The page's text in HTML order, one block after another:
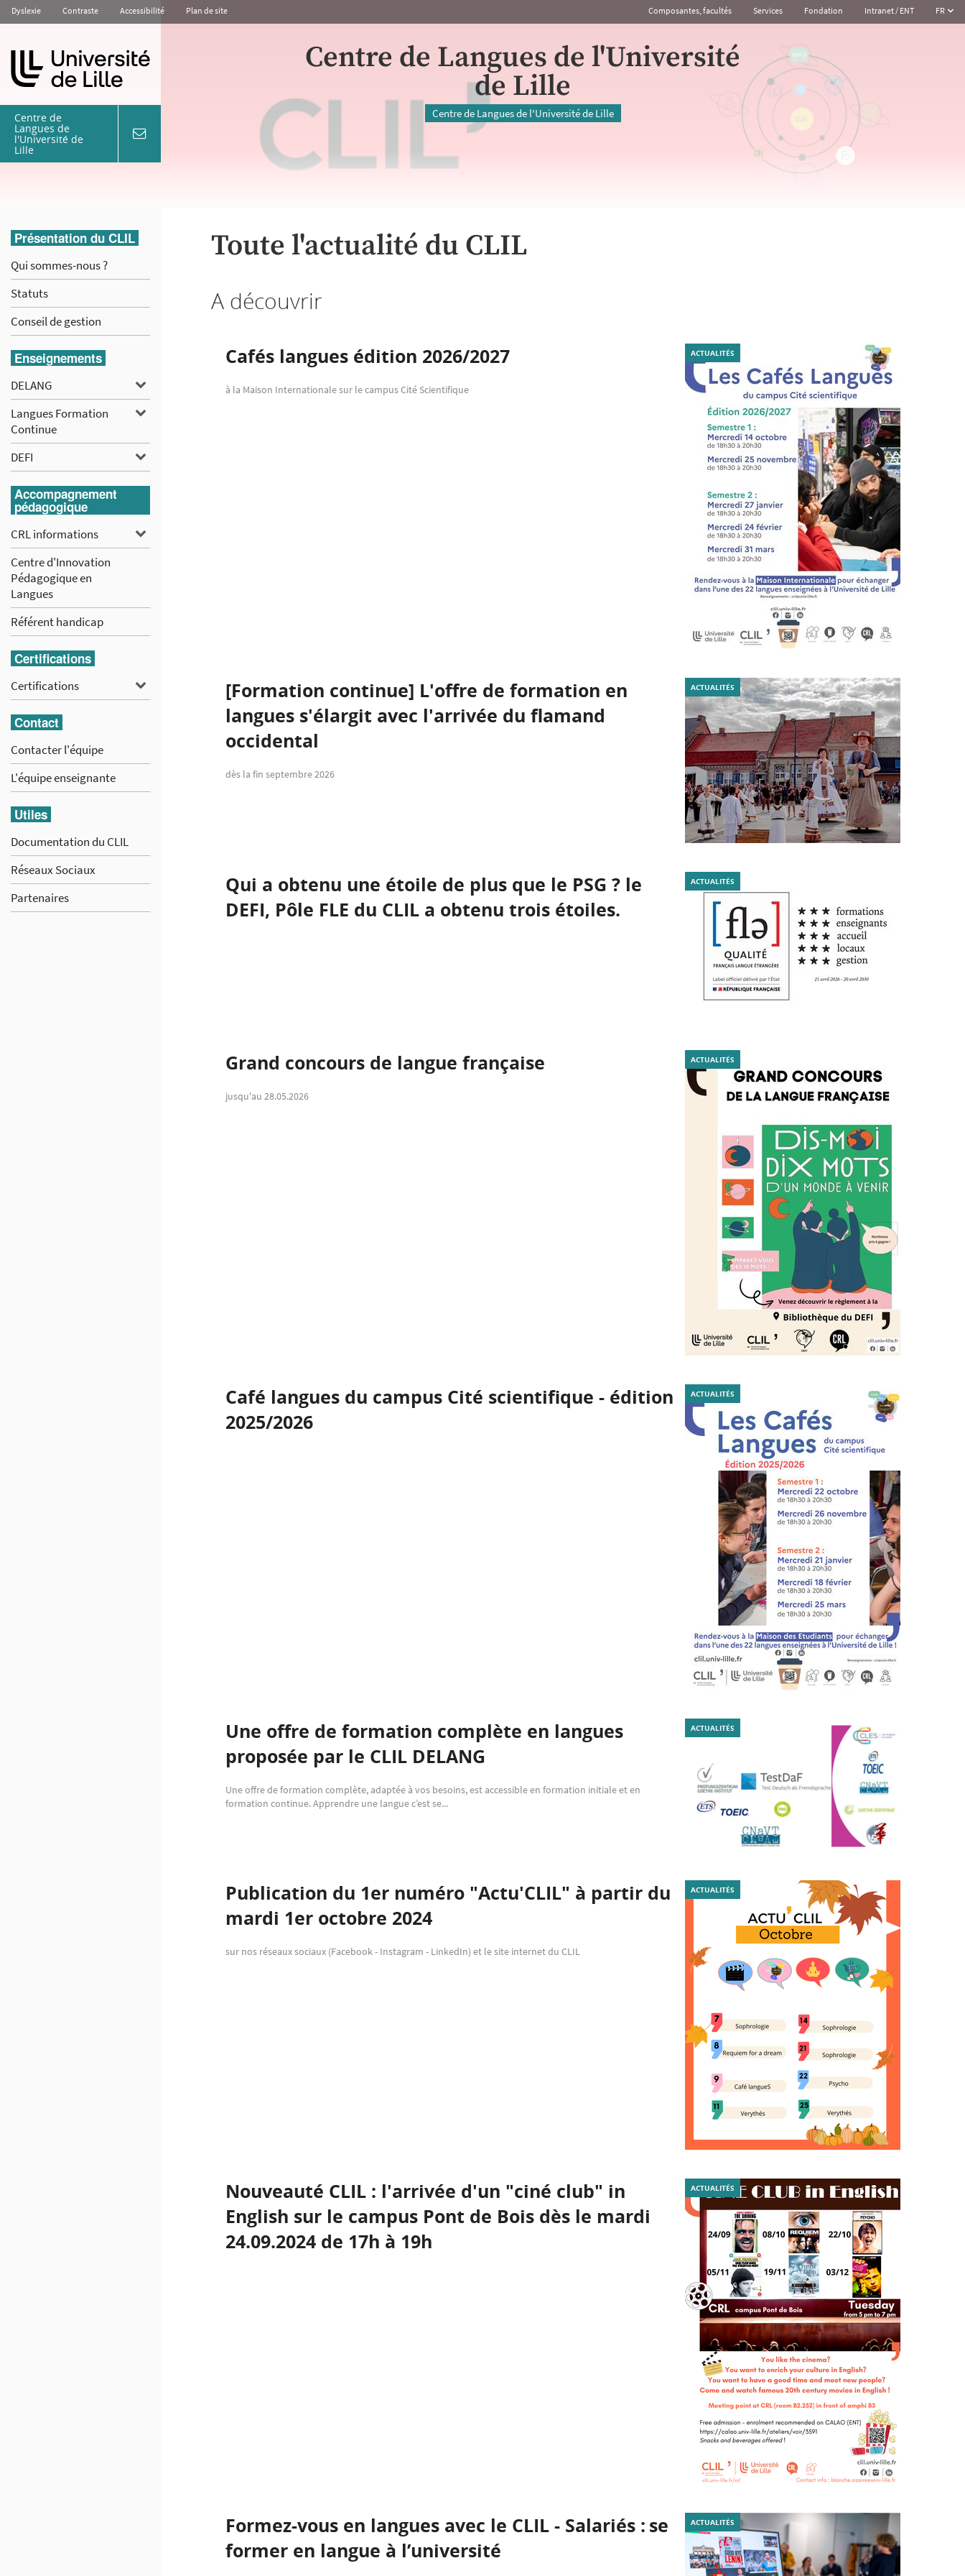
Aller
au
Aller
au
Aller
à
recherche
Dyslexie Contraste Accessibilité Plan de site Composantes, facultés Services Fondation Intranet / ENT FR
Centre de
Langues de
l'Université de
Lille
coordonnées
contact
Centre de Langues de l'Université
de Lille
Centre de Langues de l'Université de Lille
Présentation du CLIL
Qui sommes-nous ?
Statuts
Conseil de gestion
Enseignements
DELANG
Langues Formation
Continue
DEFI
Accompagnement
pédagogique
CRL informations
Centre d'Innovation
Pédagogique en
Langues
Référent handicap
Certifications
Certifications
Contact
Contacter l'équipe
L'équipe enseignante
Utiles
Documentation du CLIL
Réseaux Sociaux
Partenaires
Toute l'actualité du CLIL
A découvrir
Cafés langues édition 2026/2027
à la Maison Internationale sur le campus Cité Scientifique
ACTUALITÉS
[Formation continue] L'offre de formation en
langues s'élargit avec l'arrivée du flamand
occidental
dès la fin septembre 2026
ACTUALITÉS
Qui a obtenu une étoile de plus que le PSG ? le
DEFI, Pôle FLE du CLIL a obtenu trois étoiles.
ACTUALITÉS
Grand concours de langue française
jusqu'au 28.05.2026
ACTUALITÉS
Café langues du campus Cité scientifique - édition
2025/2026
ACTUALITÉS
Une offre de formation complète en langues
proposée par le CLIL DELANG
Une offre de formation complète, adaptée à vos besoins, est accessible en formation initiale et en
formation continue. Apprendre une langue c’est se...
ACTUALITÉS
Publication du 1er numéro "Actu'CLIL" à partir du
mardi 1er octobre 2024
sur nos réseaux sociaux (Facebook - Instagram - LinkedIn) et le site internet du CLIL
ACTUALITÉS
Nouveauté CLIL : l'arrivée d'un "ciné club" in
English sur le campus Pont de Bois dès le mardi
24.09.2024 de 17h à 19h
ACTUALITÉS
Formez-vous en langues avec le CLIL - Salariés : se
former en langue à l’université
ACTUALITÉS